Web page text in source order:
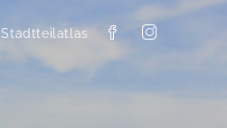
Stadtteilatlas